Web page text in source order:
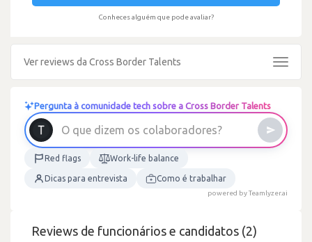
Conheces alguém que pode avaliar?
Ver reviews da Cross Border Talents
Toggle
Pergunta à comunidade tech sobre a Cross Border Talents
O que d izem os colaborad ores?
Red flags Work-life balance
Dicas para entrevista Como é trabalhar
powered by Teamlyzer.ai
Reviews de funcionários e candidatos (2)